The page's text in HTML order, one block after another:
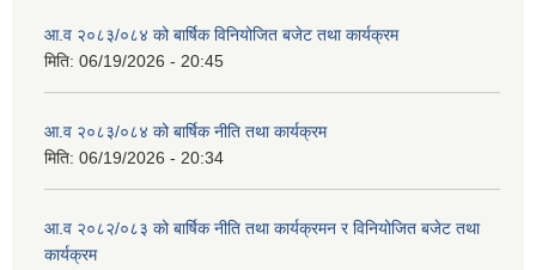
आ.व २०८३/०८४ को बार्षिक विनियोजित बजेट तथा कार्यक्रम
मिति: 06/19/2026 - 20:45
आ.व २०८३/०८४ को बार्षिक नीति तथा कार्यक्रम
मिति: 06/19/2026 - 20:34
आ.व २०८२/०८३ को बार्षिक नीति तथा कार्यक्रमन र विनियोजित बजेट तथा
कार्यक्रम